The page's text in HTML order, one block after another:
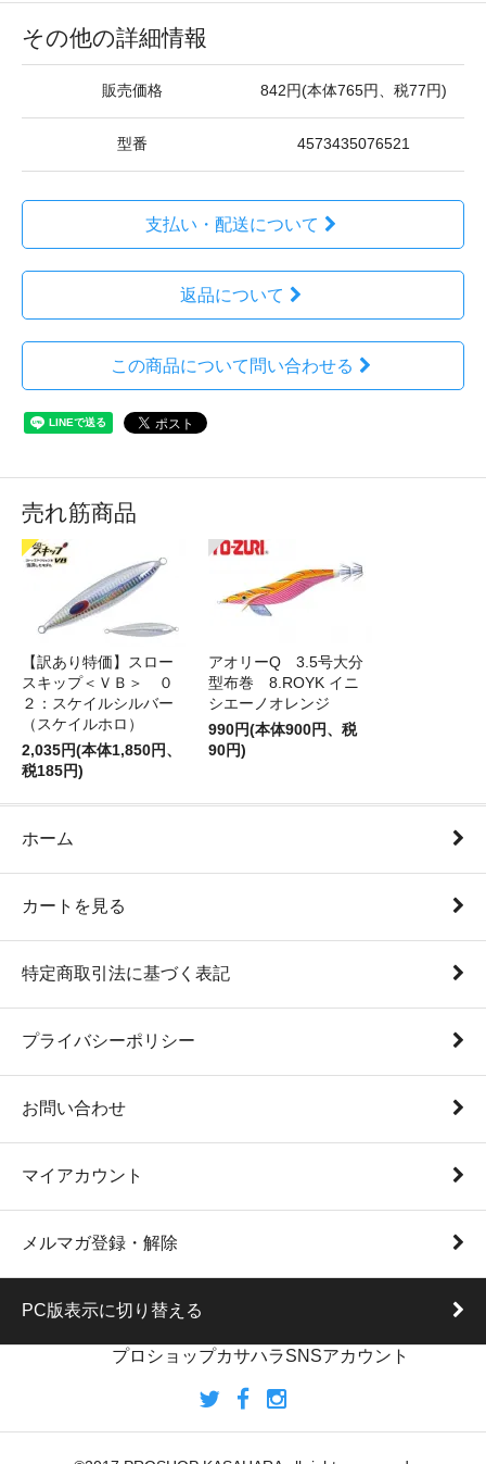
その他の詳細情報
販売価格 842円(本体765円、税77円)
型番 4573435076521
支払い・配送について
返品について
この商品について問い合わせる
売れ筋商品
【訳あり特価】スロー
スキップ＜ＶＢ＞ ０
２：スケイルシルバー
（スケイルホロ）
2,035円(本体1,850円、
税185円)
アオリーQ 3.5号大分
型布巻 8.ROYK イニ
シエーノオレンジ
990円(本体900円、税
90円)
ホーム
カートを見る
特定商取引法に基づく表記
プライバシーポリシー
お問い合わせ
マイアカウント
メルマガ登録・解除
PC版表示に切り替える
プロショップカサハラSNSアカウント